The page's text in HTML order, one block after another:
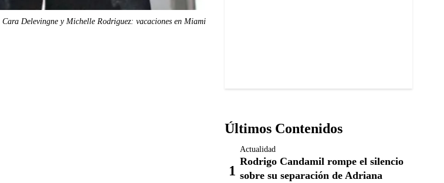
Cara Delevingne y Michelle Rodriguez: vacaciones en Miami
Últimos Contenidos
Actualidad
Rodrigo Candamil rompe el silencio
sobre su separación de Adriana